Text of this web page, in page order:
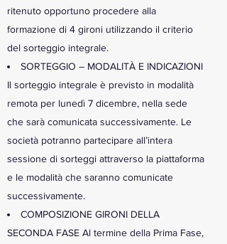
ritenuto opportuno procedere alla
formazione di 4 gironi utilizzando il criterio
del sorteggio integrale.
SORTEGGIO – MODALITÀ E INDICAZIONI
Il sorteggio integrale è previsto in modalità
remota per lunedì 7 dicembre, nella sede
che sarà comunicata successivamente. Le
società potranno partecipare all’intera
sessione di sorteggi attraverso la piattaforma
e le modalità che saranno comunicate
successivamente.
COMPOSIZIONE GIRONI DELLA
SECONDA FASE Al termine della Prima Fase,